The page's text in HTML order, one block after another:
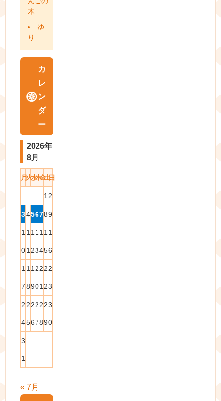
木
ゆ
り
カ
レ
ン
ダ
ー
2026年
8月
月火水木金土日
1 2
3456789
1
0
1
1
1
2
1
3
1
4
1
5
1
6
1
7
1
8
1
9
2
0
2
1
2
2
2
3
2
4
2
5
2
6
2
7
2
8
2
9
3
0
3
1
« 7月